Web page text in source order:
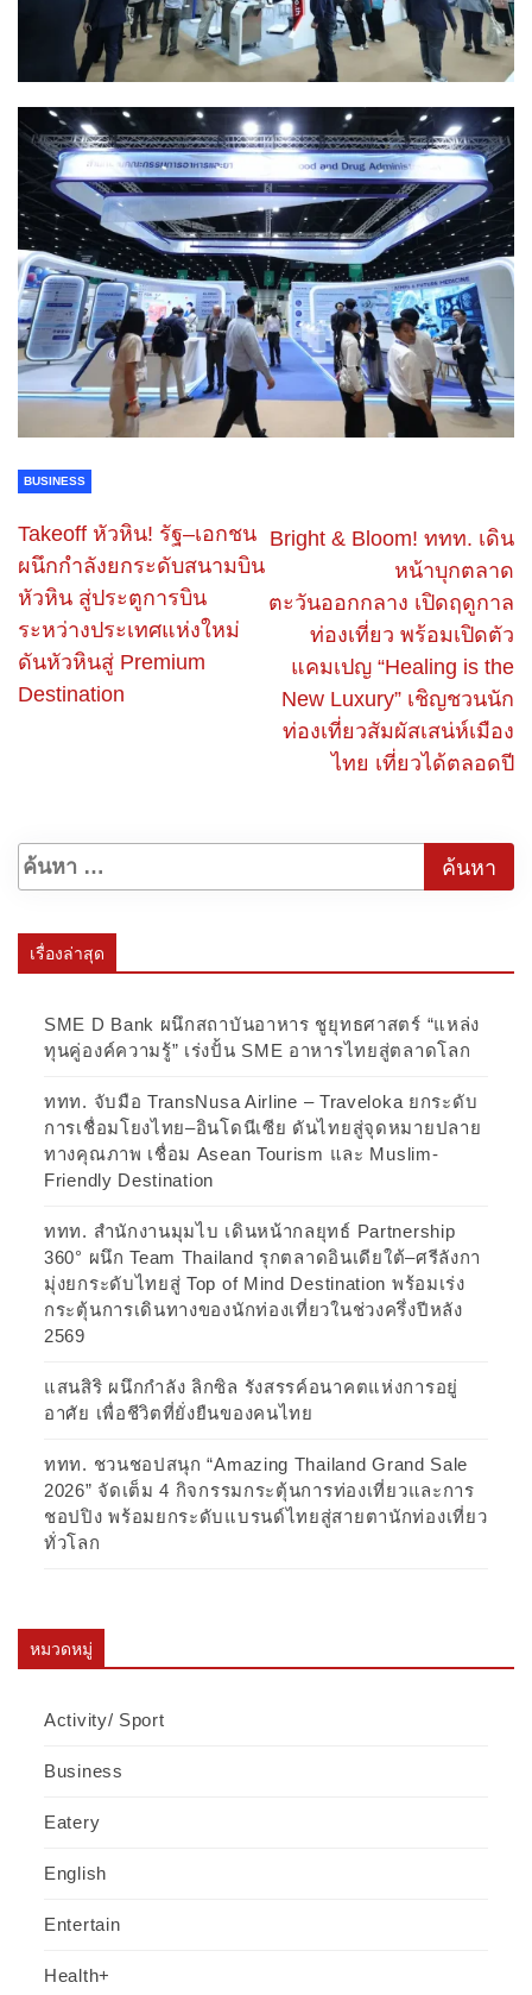
BUSINESS
Takeoff หัวหิน! รัฐ–เอกชน
ผนึกกำลังยกระดับสนามบิน
หัวหิน สู่ประตูการบิน
ระหว่างประเทศแห่งใหม่
ดันหัวหินสู่ Premium
Destination
Bright & Bloom! ททท. เดิน
หน้าบุกตลาด
ตะวันออกกลาง เปิดฤดูกาล
ท่องเที่ยว พร้อมเปิดตัว
แคมเปญ “Healing is the
New Luxury” เชิญชวนนัก
ท่องเที่ยวสัมผัสเสน่ห์เมือง
ไทย เที่ยวได้ตลอดปี
เรื่องล่าสุด
SME D Bank ผนึกสถาบันอาหาร ชูยุทธศาสตร์ “แหล่ง
ทุนคู่องค์ความรู้” เร่งปั้น SME อาหารไทยสู่ตลาดโลก
ททท. จับมือ TransNusa Airline – Traveloka ยกระดับ
การเชื่อมโยงไทย–อินโดนีเซีย ดันไทยสู่จุดหมายปลาย
ทางคุณภาพ เชื่อม Asean Tourism และ Muslim-
Friendly Destination
ททท. สำนักงานมุมไบ เดินหน้ากลยุทธ์ Partnership
360° ผนึก Team Thailand รุกตลาดอินเดียใต้–ศรีลังกา
มุ่งยกระดับไทยสู่ Top of Mind Destination พร้อมเร่ง
กระตุ้นการเดินทางของนักท่องเที่ยวในช่วงครึ่งปีหลัง
2569
แสนสิริ ผนึกกำลัง ลิกซิล รังสรรค์อนาคตแห่งการอยู่
อาศัย เพื่อชีวิตที่ยั่งยืนของคนไทย
ททท. ชวนชอปสนุก “Amazing Thailand Grand Sale
2026” จัดเต็ม 4 กิจกรรมกระตุ้นการท่องเที่ยวและการ
ชอปปิง พร้อมยกระดับแบรนด์ไทยสู่สายตานักท่องเที่ยว
ทั่วโลก
หมวดหมู่
Activity/ Sport
Business
Eatery
English
Entertain
Health+